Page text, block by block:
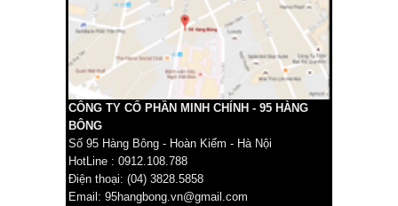
CÔNG TY CỔ PHẦN MINH CHÍNH - 95 HÀNG
BÔNG
Số 95 Hàng Bông - Hoàn Kiếm - Hà Nội
HotLine : 0912.108.788
Điện thoại: (04) 3828.5858
Email: 95hangbong.vn@gmail.com